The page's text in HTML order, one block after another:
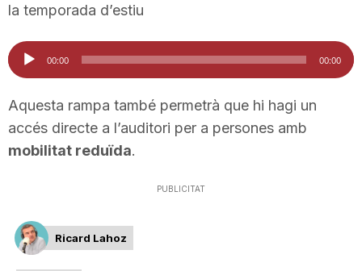
n
a
la temporada d’estiu
Reproductor
d'àudio
00:00 00:00
Aquesta rampa també permetrà que hi hagi un
accés directe a l’auditori per a persones amb
mobilitat reduïda.
PUBLICITAT
Ricard Lahoz